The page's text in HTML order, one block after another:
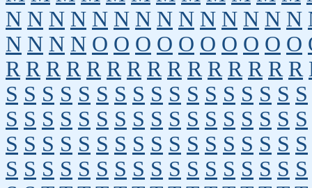
N N N N N N N N N N N N N N
N N N N O O O O O O O O O O
R R R R R R R R R R R R R R R
S S S S S S S S S S S S S S S S S
S S S S S S S S S S S S S S S S S
S S S S S S S S S S S S S S S S S
S S S S S S S S S S S S S S S S S